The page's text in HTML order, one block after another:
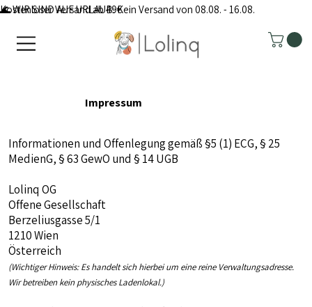
Kostenloser Versand ab 49€
🌊 WIR SIND AUF URLAUB: Kein Versand von 08.08. - 16.08.
Impressum
Informationen und Offenlegung gemäß §5 (1) ECG, § 25
MedienG, § 63 GewO und § 14 UGB​
Lolinq OG
Offene Gesellschaft
Berzeliusgasse 5/1
1210 Wien
Österreich
(Wichtiger Hinweis: Es handelt sich hierbei um eine reine Verwaltungsadresse.
Wir betreiben kein physisches Ladenlokal.)